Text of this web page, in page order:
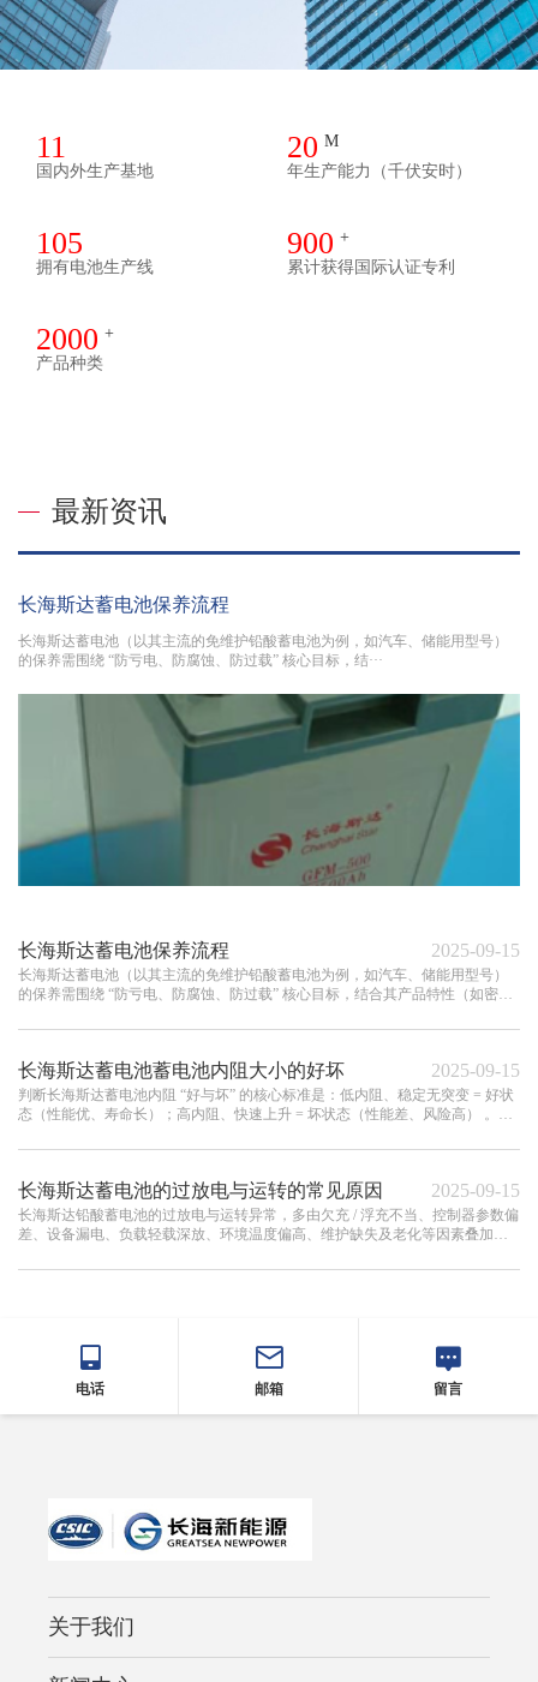
11
国内外生产基地
20 M
年生产能力（千伏安时）
105
拥有电池生产线
900 +
累计获得国际认证专利
2000 +
产品种类
最新资讯
长海斯达蓄电池保养流程
长海斯达蓄电池（以其主流的免维护铅酸蓄电池为例，如汽车、储能用型号）
的保养需围绕 “防亏电、防腐蚀、防过载” 核心目标，结···
长海斯达蓄电池保养流程 2025-09-15
长海斯达蓄电池（以其主流的免维护铅酸蓄电池为例，如汽车、储能用型号）
的保养需围绕 “防亏电、防腐蚀、防过载” 核心目标，结合其产品特性（如密封
长海斯达蓄电池蓄电池内阻大小的好坏 2025-09-15
判断长海斯达蓄电池内阻 “好与坏” 的核心标准是：低内阻、稳定无突变 = 好状
态（性能优、寿命长）；高内阻、快速上升 = 坏状态（性能差、风险高） 。日
长海斯达蓄电池的过放电与运转的常见原因 2025-09-15
长海斯达铅酸蓄电池的过放电与运转异常，多由欠充 / 浮充不当、控制器参数偏
差、设备漏电、负载轻载深放、环境温度偏高、维护缺失及老化等因素叠加所
电话 邮箱 留言
关于我们